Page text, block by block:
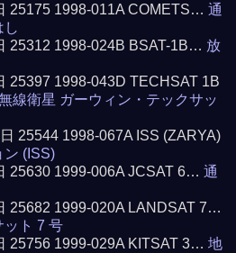
25175 1998-011A COMETS…通
し
25312 1998-024B BSAT-1B… 放
25397 1998-043D TECHSAT 1B
線衛星 ガーウィン・テックサッ
25544 1998-067A ISS (ZARYA)
ン (ISS)
25630 1999-006A JCSAT 6…通
25682 1999-020A LANDSAT 7…
ット 7 号
25756 1999-029A KITSAT 3…地